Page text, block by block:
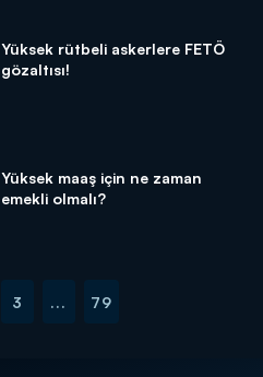
Yüksek rütbeli askerlere FETÖ
gözaltısı!
Yüksek maaş için ne zaman
emekli olmalı?
3 ... 79